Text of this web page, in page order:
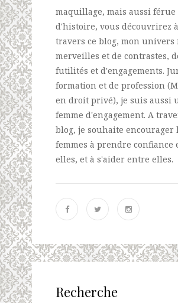
maquillage, mais aussi férue
d'histoire, vous découvrirez à
travers ce blog, mon univers
merveilles et de contrastes,
futilités et d'engagements.
formation et de profession
en droit privé), je suis aussi
femme d'engagement. A
blog, je souhaite encourager
femmes à prendre confiance
elles, et à s'aider entre elles.
Recherche